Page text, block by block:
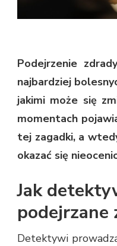
Podejrzenie
najbardziej
jakimi może się
momentach
tej zagadki, a
okazać się
Jak
podejrzane
Detektywi